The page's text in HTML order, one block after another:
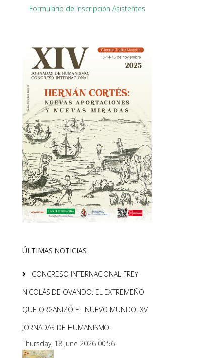
Formulario de Inscripción Asistentes
ÚLTIMAS NOTICIAS
CONGRESO INTERNACIONAL FREY
NICOLÁS DE OVANDO: EL EXTREMEÑO
QUE ORGANIZÓ EL NUEVO MUNDO. XV
JORNADAS DE HUMANISMO.
Thursday, 18 June 2026 00:56